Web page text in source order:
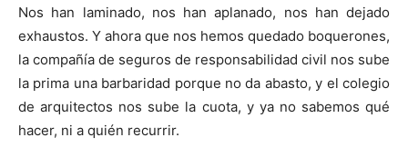
Nos han laminado, nos han aplanado, nos han dejado
exhaustos. Y ahora que nos hemos quedado boquerones,
la compañía de seguros de responsabilidad civil nos sube
la prima una barbaridad porque no da abasto, y el colegio
de arquitectos nos sube la cuota, y ya no sabemos qué
hacer, ni a quién recurrir.